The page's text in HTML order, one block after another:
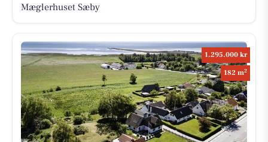
Mæglerhuset Sæby
1.295.000 kr
182 m2